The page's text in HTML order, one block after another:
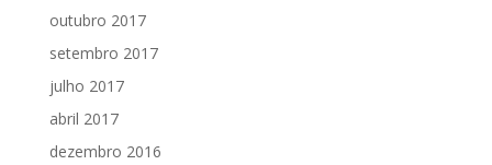
outubro 2017
setembro 2017
julho 2017
abril 2017
dezembro 2016